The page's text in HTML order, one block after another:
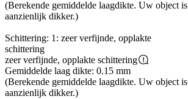
(Berekende gemiddelde laagdikte. Uw object is
aanzienlijk dikker.)
Schittering: 1: zeer verfijnde, opplakte
schittering
zeer verfijnde, opplakte schittering
Gemiddelde laag dikte: 0.15 mm
(Berekende gemiddelde laagdikte. Uw object is
aanzienlijk dikker.)